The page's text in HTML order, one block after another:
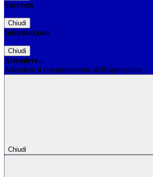
Successo
Chiudi
Informazione
Chiudi
Attendere...
Attendere il completamento dell'operazione...
Chiudi